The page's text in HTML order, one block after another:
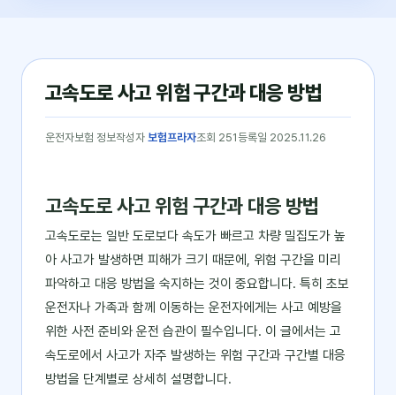
고속도로 사고 위험 구간과 대응 방법
운전자보험 정보작성자 보험프라자조회 251 등록일 2025.11.26
고속도로 사고 위험 구간과 대응 방법
고속도로는 일반 도로보다 속도가 빠르고 차량 밀집도가 높
아 사고가 발생하면 피해가 크기 때문에, 위험 구간을 미리
파악하고 대응 방법을 숙지하는 것이 중요합니다. 특히 초보
운전자나 가족과 함께 이동하는 운전자에게는 사고 예방을
위한 사전 준비와 운전 습관이 필수입니다. 이 글에서는 고
속도로에서 사고가 자주 발생하는 위험 구간과 구간별 대응
방법을 단계별로 상세히 설명합니다.